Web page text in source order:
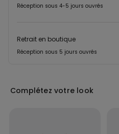
Réception sous 4-5 jours ouvrés
Retrait en boutique
Réception sous 5 jours ouvrés
Complétez votre look